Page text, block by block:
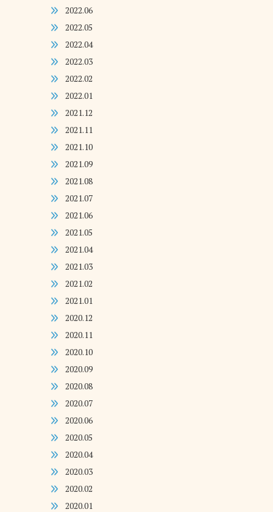
2022.06
2022.05
2022.04
2022.03
2022.02
2022.01
2021.12
2021.11
2021.10
2021.09
2021.08
2021.07
2021.06
2021.05
2021.04
2021.03
2021.02
2021.01
2020.12
2020.11
2020.10
2020.09
2020.08
2020.07
2020.06
2020.05
2020.04
2020.03
2020.02
2020.01